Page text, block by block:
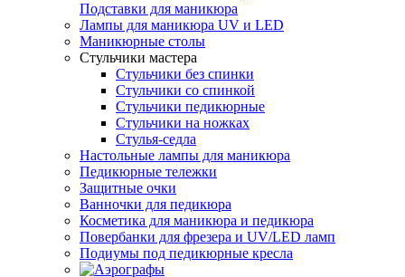
Подставки для маникюра
Лампы для маникюра UV и LED
Маникюрные столы
Стульчики мастера
Стульчики без спинки
Стульчики со спинкой
Стульчики педикюрные
Стульчики на ножках
Стулья-седла
Настольные лампы для маникюра
Педикюрные тележки
Защитные очки
Ванночки для педикюра
Косметика для маникюра и педикюра
Повербанки для фрезера и UV/LED ламп
Подиумы под педикюрные кресла